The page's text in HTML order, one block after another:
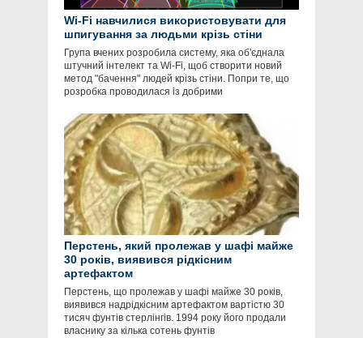
Wi-Fi навчилися використовувати для
шпигування за людьми крізь стіни
Група вчених розробила систему, яка об'єднала
штучний інтелект та Wi-Fi, щоб створити новий
метод "бачення" людей крізь стіни. Попри те, що
розробка проводилася із добрими
Перстень, який пролежав у шафі майже
30 років, виявився рідкісним
артефактом
Перстень, що пролежав у шафі майже 30 років,
виявився надрідкісним артефактом вартістю 30
тисяч фунтів стерлінгів. 1994 року його продали
власнику за кілька сотень фунтів